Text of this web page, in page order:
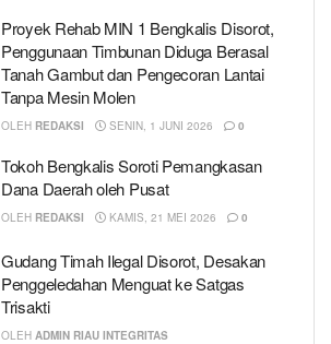
Proyek Rehab MIN 1 Bengkalis Disorot,
Penggunaan Timbunan Diduga Berasal
Tanah Gambut dan Pengecoran Lantai
Tanpa Mesin Molen
OLEH REDAKSI SENIN, 1 JUNI 2026 0
Tokoh Bengkalis Soroti Pemangkasan
Dana Daerah oleh Pusat
OLEH REDAKSI KAMIS, 21 MEI 2026 0
Gudang Timah Ilegal Disorot, Desakan
Penggeledahan Menguat ke Satgas
Trisakti
OLEH ADMIN RIAU INTEGRITAS